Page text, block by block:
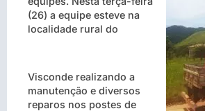
(26) a equipe esteve na
localidade rural do
Visconde realizando a
manutenção e diversos
reparos nos postes de